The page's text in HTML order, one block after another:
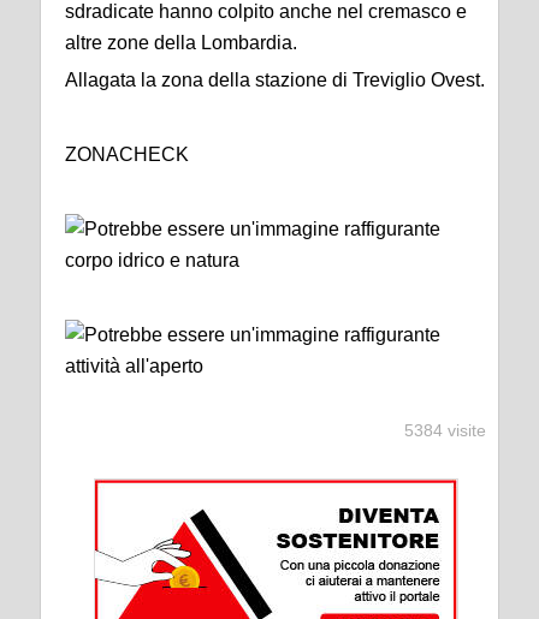
sdradicate hanno colpito anche nel cremasco e
altre zone della Lombardia.
Allagata la zona della stazione di Treviglio Ovest.
ZONACHECK
5384 visite